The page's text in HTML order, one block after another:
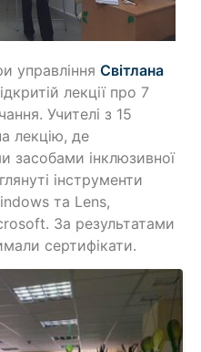
управління Світлана
лекції про 7
Учителі з 15
лекцію, де
засобами інклюзивної
інструменти
та Lens,
За результатами
сертифікати.